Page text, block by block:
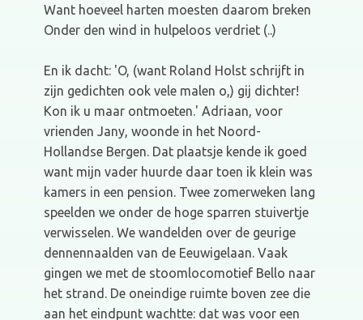
Want hoeveel harten moesten daarom breken
Onder den wind in hulpeloos verdriet (..)
En ik dacht: 'O, (want Roland Holst schrijft in
zijn gedichten ook vele malen o,) gij dichter!
Kon ik u maar ontmoeten.' Adriaan, voor
vrienden Jany, woonde in het Noord-
Hollandse Bergen. Dat plaatsje kende ik goed
want mijn vader huurde daar toen ik klein was
kamers in een pension. Twee zomerweken lang
speelden we onder de hoge sparren stuivertje
verwisselen. We wandelden over de geurige
dennennaalden van de Eeuwigelaan. Vaak
gingen we met de stoomlocomotief Bello naar
het strand. De oneindige ruimte boven zee die
aan het eindpunt wachtte: dat was voor een